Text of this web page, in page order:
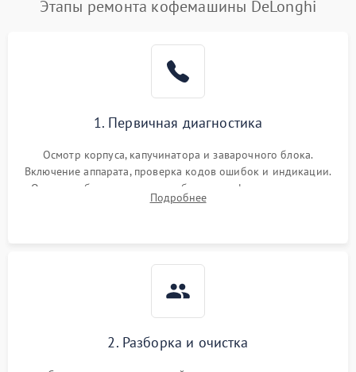
Этапы ремонта кофемашины DeLonghi
1. Первичная диагностика
Осмотр корпуса, капучинатора и заварочного блока.
Включение аппарата, проверка кодов ошибок и индикации.
Оценка работы помпы, термоблока и кофемолки на слух.
Измерение температуры и давления воды для выявления
Подробнее
2. Разборка и очистка